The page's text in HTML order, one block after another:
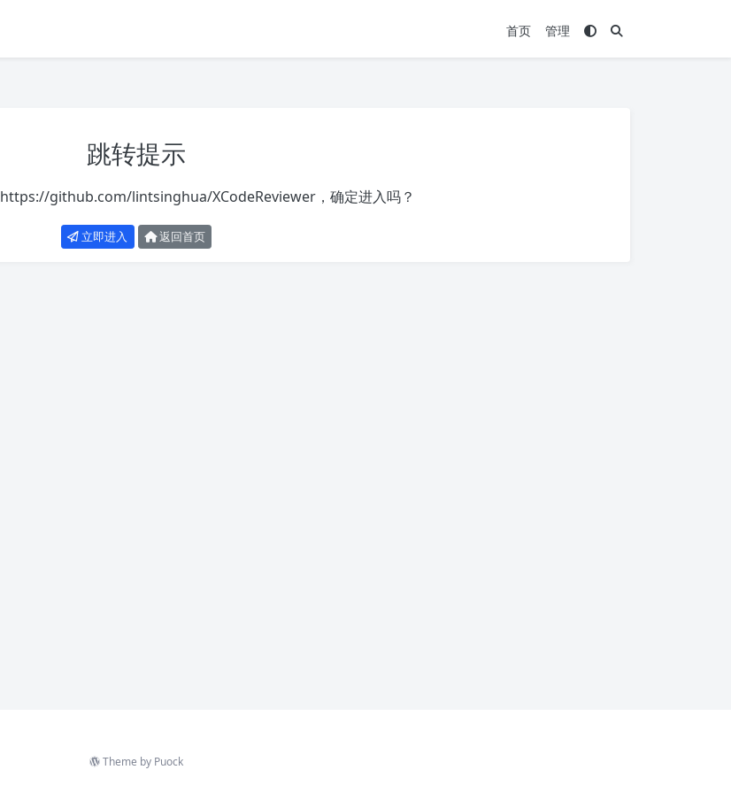
首页 管理
跳转提示
https://github.com/lintsinghua/XCodeReviewer，确定进入吗？
立即进入 返回首页
Theme by Puock